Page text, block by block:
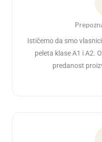
Ističemo da smo
peleta klase A1 i A2.
predanost